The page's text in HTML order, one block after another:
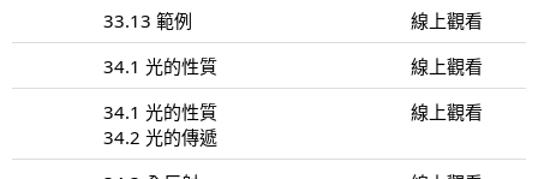
33.13 範例
線上觀看
34.1 光的性質
線上觀看
34.1 光的性質
34.2 光的傳遞
線上觀看